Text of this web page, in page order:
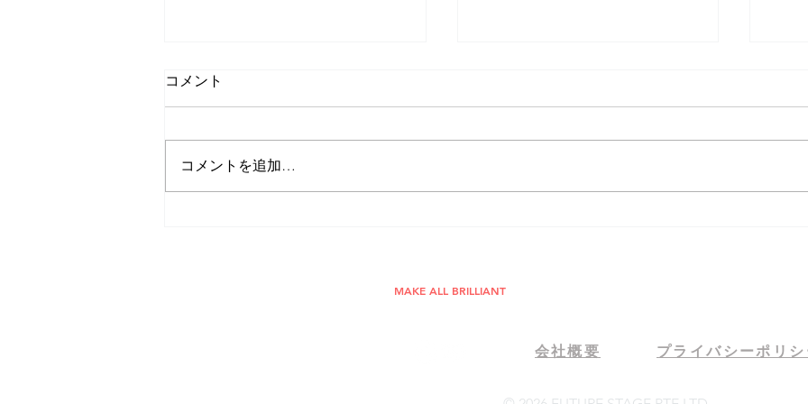
コメント
コメントを追加…
MAKE ALL BRILLIANT
会社概要 プライバシーポリシ